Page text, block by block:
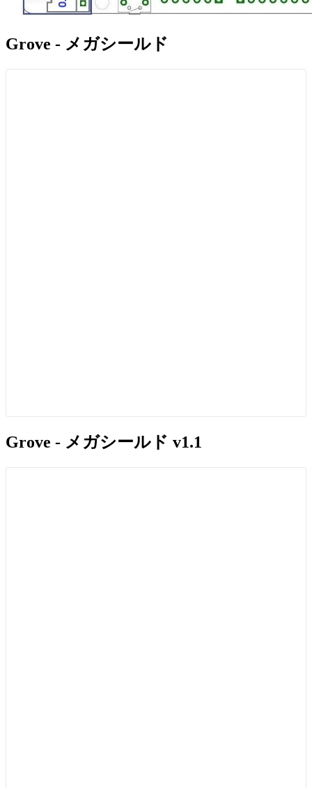
Grove - メガシールド
Grove - メガシールド v1.1